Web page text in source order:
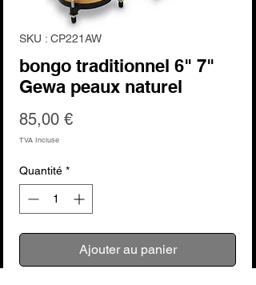
SKU : CP221AW
bongo traditionnel 6" 7"
Gewa peaux naturel
85,00 €Prix
TVA Incluse
Quantité *
Ajouter au panier